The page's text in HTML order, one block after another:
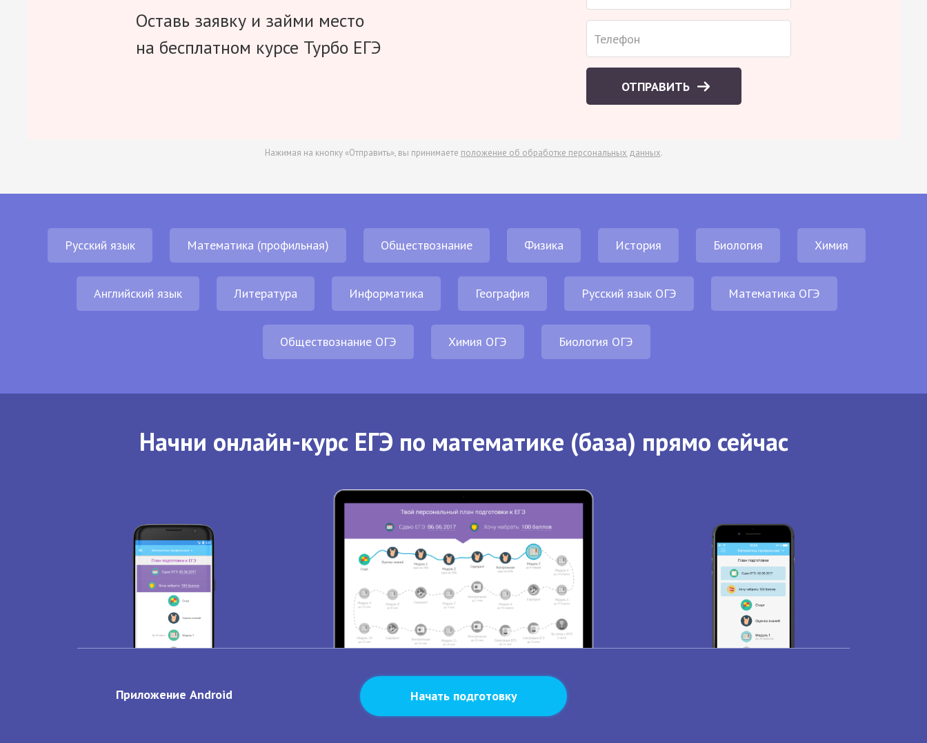
Оставь заявку и займи место
на бесплатном курсе Турбо ЕГЭ
ОТПРАВИТЬ
Нажимая на кнопку «Отправить», вы принимаете положение об обработке персональных данных.
Русский язык Математика (профильная) Обществознание Физика История Биология Химия
Английский язык Литература Информатика География Русский язык ОГЭ Математика ОГЭ
Обществознание ОГЭ Химия ОГЭ Биология ОГЭ
Начни онлайн-курс ЕГЭ по математике (база) прямо сейчас
Приложение Android Начать подготовку